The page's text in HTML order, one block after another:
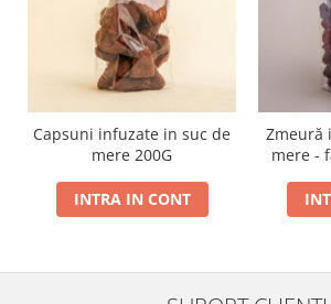
Capsuni infuzate in suc de
mere 200G
INTRA IN CONT
Zmeură